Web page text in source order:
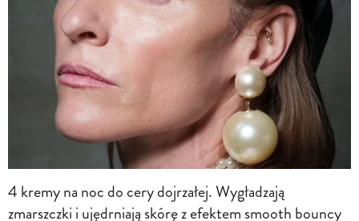
4 kremy na noc do cery dojrzałej. Wygładzają
zmarszczki i ujędrniają skórę z efektem smooth bouncy